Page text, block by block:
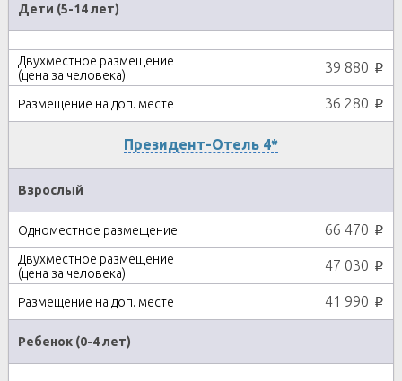
Дети (5-14 лет)
39 880 p
36 280 p
Президент-Отель 4*
Взрослый
66 470 p
47 030 p
41 990 p
Ребенок (0-4 лет)